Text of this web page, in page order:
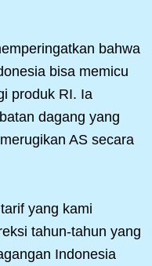
bahwa
bisa memicu
produk RI. Ia
dagang yang
AS secara
yang kami
tahun-tahun yang
Indonesia